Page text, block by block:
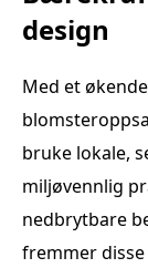
design
Med et
bruke lokale,
miljøvennlig
nedbrytbare
fremmer